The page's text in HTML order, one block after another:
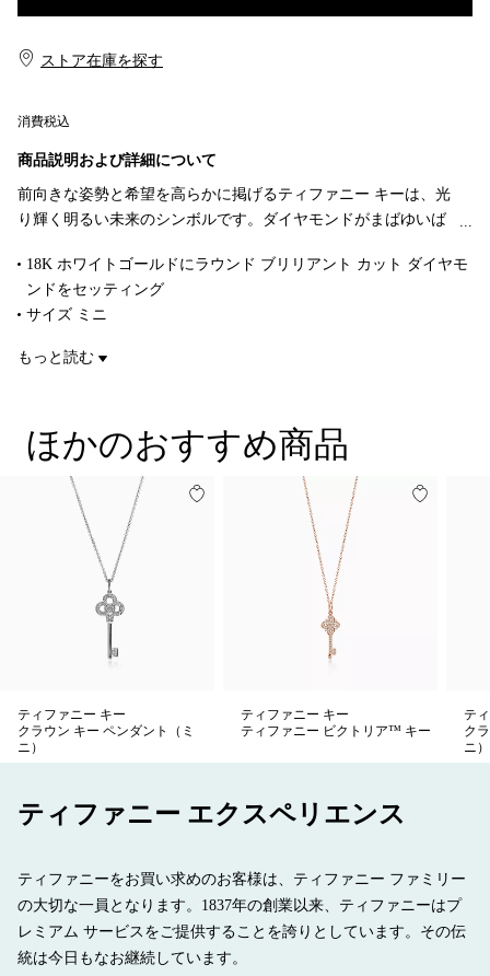
消費税込
ストア在庫を探す​​
商品説明および詳細について
前向きな姿勢と希望を高らかに掲げるティファニー キーは、光
り輝く明るい未来のシンボルです。ダイヤモンドがまばゆいば
18K ホワイトゴールドにラウンド ブリリアント カット ダイヤモ
ンドをセッティング
サイズ ミニ
ダイヤモンド 合計 0.1カラット
もっと読む
ほかのおすすめ商品
ティファニー キー
クラウン キー ペンダント（ミ
ニ）
ティファニー キー
ティファニー ビクトリア™ キー
テ
ク
ニ）
ティファニー エクスペリエンス
ティファニーをお買い求めのお客様は、ティファニー ファミリー
の大切な一員となります。1837年の創業以来、ティファニーはプ
レミアム サービスをご提供することを誇りとしています。その伝
統は今日もなお継続しています。